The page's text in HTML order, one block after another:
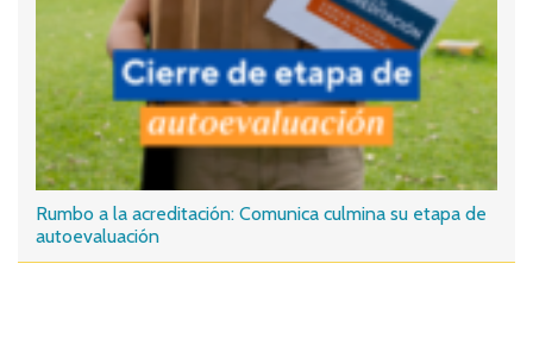
Rumbo a la acreditación: Comunica culmina su etapa de
autoevaluación